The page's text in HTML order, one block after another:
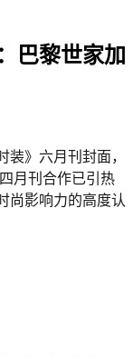
巴黎世家加
装》六月刊封面，
月刊合作已引热
尚影响力的高度认